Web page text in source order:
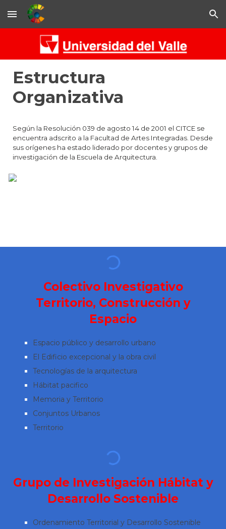
Skip to main content Skip to navigation
Estructura
Organizativa
Según la Resolución 039 de agosto 14 de 2001 el CITCE se
encuentra adscrito a la Facultad de Artes Integradas. Desde
sus orígenes ha estado liderado por docentes y grupos de
investigación de la Escuela de Arquitectura.
Colectivo Investigativo
Territorio, Construcción y
Espacio
Espacio público y desarrollo urbano
El Edificio excepcional y la obra civil
Tecnologías de la arquitectura
Hábitat pacifico
Memoria y Territorio
Conjuntos Urbanos
Territorio
Grupo de Investigación Hábitat y
Desarrollo Sostenible
Ordenamiento Territorial y Desarrollo Sostenible